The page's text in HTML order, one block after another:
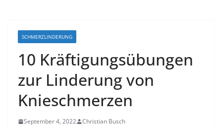
SCHMERZLINDERUNG
10 Kräftigungsübungen
zur Linderung von
Knieschmerzen
September 4, 2022 Christian Busch